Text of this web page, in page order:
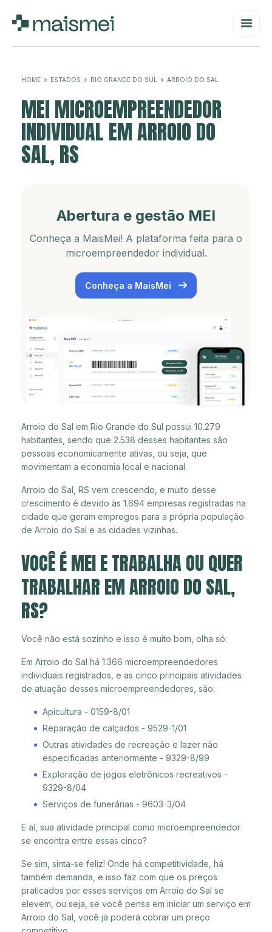
HOME ESTADOS RIO GRANDE DO SUL ARROIO DO SAL
MEI MICROEMPREENDEDOR
INDIVIDUAL EM ARROIO DO
SAL, RS
Abertura e gestão MEI
Conheça a MaisMei! A plataforma feita para o
microempreendedor individual.
Conheça a MaisMei
Arroio do Sal em Rio Grande do Sul possui 10.279
habitantes, sendo que 2.538 desses habitantes são
pessoas economicamente ativas, ou seja, que
movimentam a economia local e nacional.
Arroio do Sal, RS vem crescendo, e muito desse
crescimento é devido às 1.694 empresas registradas na
cidade que geram empregos para a própria população
de Arroio do Sal e as cidades vizinhas.
VOCÊ É MEI E TRABALHA OU QUER
TRABALHAR EM ARROIO DO SAL,
RS?
Você não está sozinho e isso é muito bom, olha só:
Em Arroio do Sal há 1.366 microempreendedores
individuais registrados, e as cinco principais atividades
de atuação desses microempreendedores, são:
Apicultura - 0159-8/01
Reparação de calçados - 9529-1/01
Outras atividades de recreação e lazer não
especificadas anteriormente - 9329-8/99
Exploração de jogos eletrônicos recreativos -
9329-8/04
Serviços de funerárias - 9603-3/04
E aí, sua atividade principal como microempreendedor
se encontra entre essas cinco?
Se sim, sinta-se feliz! Onde há competitividade, há
também demanda, e isso faz com que os preços
praticados por esses serviços em Arroio do Sal se
elevem, ou seja, se você pensa em iniciar um serviço em
Arroio do Sal, você já poderá cobrar um preço